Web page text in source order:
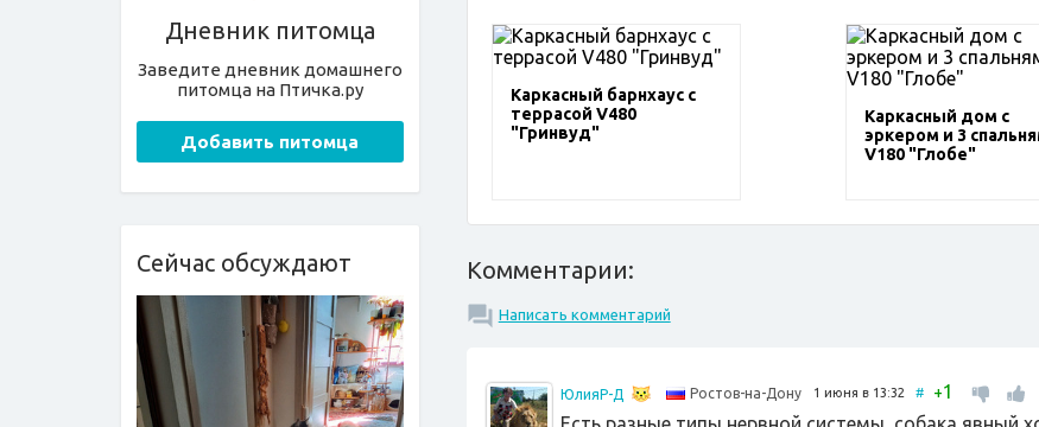
Дневник питомца
Заведите дневник домашнего
питомца на Птичка.ру
Добавить питомца
Сейчас обсуждают
Каркасный барнхаус с
террасой V480
"Гринвуд"
Каркасный дом с
эркером и 3
V180 "Глобе"
Комментарии:
Написать комментарий
ЮлияР-Д Ростов-на-Дону 1 июня в 13:32 # +1